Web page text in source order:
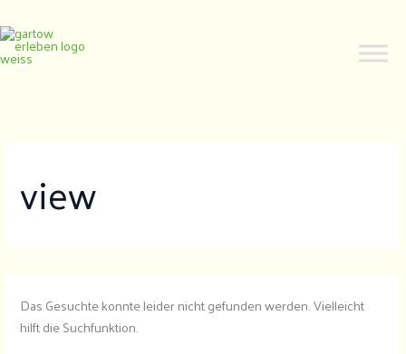
Inhalt
springen
view
Das Gesuchte konnte leider nicht gefunden werden. Vielleicht
hilft die Suchfunktion.